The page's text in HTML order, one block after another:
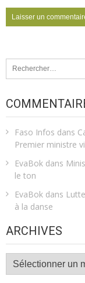
Faso Infos dans
Premier ministre
EvaBok dans
le ton
EvaBok dans
à la danse
ARCHIVES
Archives